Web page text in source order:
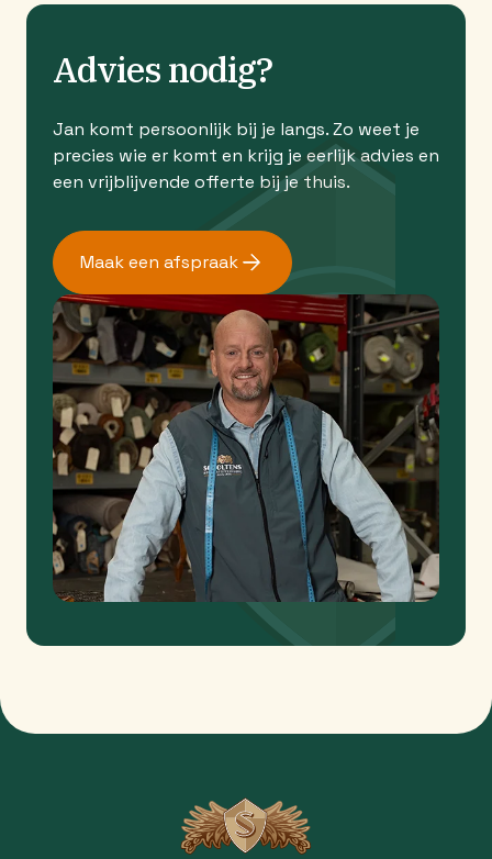
Advies nodig?
Jan komt persoonlijk bij je langs. Zo weet je
precies wie er komt en krijg je eerlijk advies en
een vrijblijvende offerte bij je thuis.
Maak een afspraak